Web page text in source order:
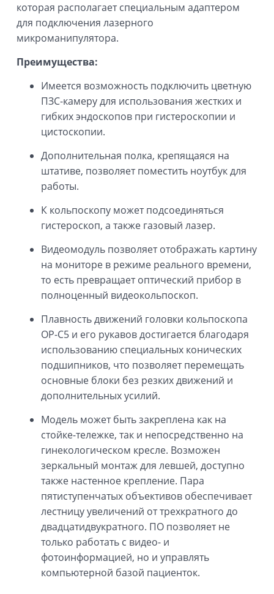
которая располагает специальным адаптером
для подключения лазерного
микроманипулятора.
Преимущества:
Имеется возможность подключить цветную
ПЗС-камеру для использования жестких и
гибких эндоскопов при гистероскопии и
цистоскопии.
Дополнительная полка, крепящаяся на
штативе, позволяет поместить ноутбук для
работы.
К кольпоскопу может подсоединяться
гистероскоп, а также газовый лазер.
Видеомодуль позволяет отображать картину
на мониторе в режиме реального времени,
то есть превращает оптический прибор в
полноценный видеокольпоскоп.
Плавность движений головки кольпоскопа
ОР-С5 и его рукавов достигается благодаря
использованию специальных конических
подшипников, что позволяет перемещать
основные блоки без резких движений и
дополнительных усилий.
Модель может быть закреплена как на
стойке-тележке, так и непосредственно на
гинекологическом кресле. Возможен
зеркальный монтаж для левшей, доступно
также настенное крепление. Пара
пятиступенчатых объективов обеспечивает
лестницу увеличений от трехкратного до
двадцатидвукратного. ПО позволяет не
только работать с видео- и
фотоинформацией, но и управлять
компьютерной базой пациенток.